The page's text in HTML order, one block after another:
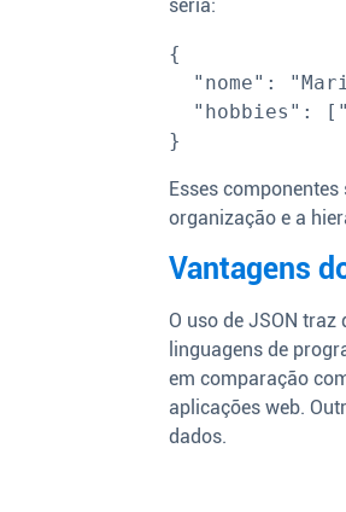
seria:
{
Esses
organização e a
Vantagens
O uso de JSON
linguagens de
em comparação
aplicações web.
dados.